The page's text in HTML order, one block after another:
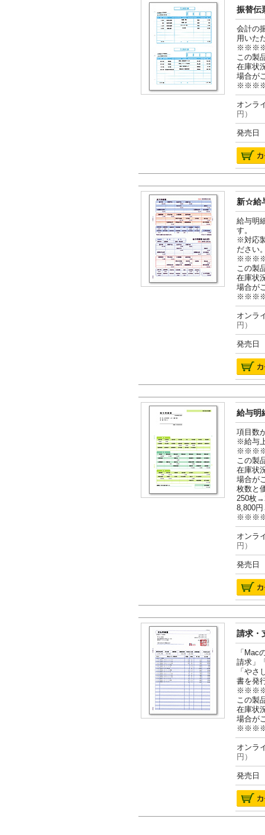
振替伝
会計の
用いた
この製
在庫状
場合が
オン
円）
発売日
新☆給
給与明
す。
※対応
ださい
この製
在庫状
場合が
オン
円）
発売日
給与明
項目数
※給与
この製
在庫状
場合が
枚数と
250枚
8,800
オン
円）
発売日
請求・
「Mac
請求」
「や
書を発
この製
在庫状
場合が
オン
円）
発売日